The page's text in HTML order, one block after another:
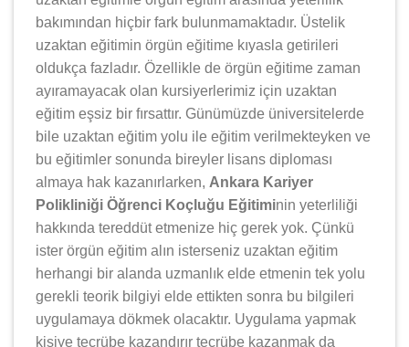
bakımından hiçbir fark bulunmamaktadır. Üstelik
uzaktan eğitimin örgün eğitime kıyasla getirileri
oldukça fazladır. Özellikle de örgün eğitime zaman
ayıramayacak olan kursiyerlerimiz için uzaktan
eğitim eşsiz bir fırsattır. Günümüzde üniversitelerde
bile uzaktan eğitim yolu ile eğitim verilmekteyken ve
bu eğitimler sonunda bireyler lisans diploması
almaya hak kazanırlarken, Ankara Kariyer
Polikliniği Öğrenci Koçluğu Eğitiminin yeterliliği
hakkında tereddüt etmenize hiç gerek yok. Çünkü
ister örgün eğitim alın isterseniz uzaktan eğitim
herhangi bir alanda uzmanlık elde etmenin tek yolu
gerekli teorik bilgiyi elde ettikten sonra bu bilgileri
uygulamaya dökmek olacaktır. Uygulama yapmak
kişiye tecrübe kazandırır tecrübe kazanmak da